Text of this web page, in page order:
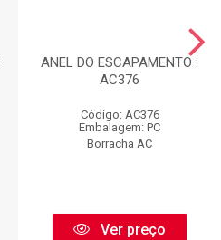
ANEL DO ESCAPAMENTO :
AC376
Código: AC376
Embalagem: PC
Borracha AC
Ver preço